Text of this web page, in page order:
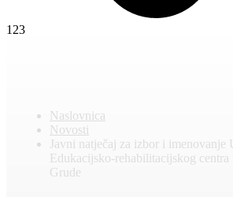
123
Naslovnica
Novosti
Javni natječaj za izbor i imenovanje
Edukacijsko-rehabilitacijskog centra
Grude